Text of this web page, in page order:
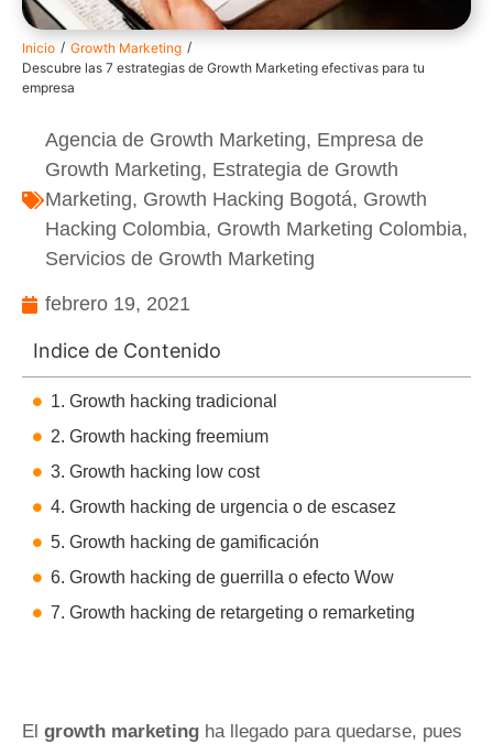
Inicio / Growth Marketing /
Descubre las 7 estrategias de Growth Marketing efectivas para tu
empresa
Agencia de Growth Marketing, Empresa de
Growth Marketing, Estrategia de Growth
Marketing, Growth Hacking Bogotá, Growth
Hacking Colombia, Growth Marketing Colombia,
Servicios de Growth Marketing
febrero 19, 2021
Indice de Contenido
1. Growth hacking tradicional
2. Growth hacking freemium
3. Growth hacking low cost
4. Growth hacking de urgencia o de escasez
5. Growth hacking de gamificación
6. Growth hacking de guerrilla o efecto Wow
7. Growth hacking de retargeting o remarketing
El growth marketing ha llegado para quedarse, pues